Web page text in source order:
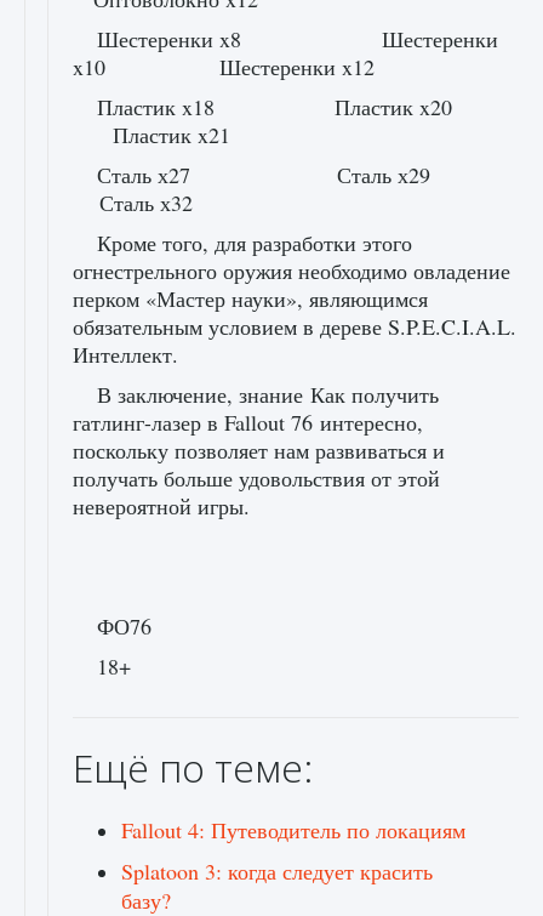
Шестеренки x8 Шестеренки
x10 Шестеренки x12
Пластик x18 Пластик x20
Пластик x21
Сталь х27 Сталь х29
Сталь х32
Кроме того, для разработки этого
огнестрельного оружия необходимо овладение
перком «Мастер науки», являющимся
обязательным условием в дереве S.P.E.C.I.A.L.
Интеллект.
В заключение, знание Как получить
гатлинг-лазер в Fallout 76 интересно,
поскольку позволяет нам развиваться и
получать больше удовольствия от этой
невероятной игры.
ФО76
18+
Ещё по теме:
Fallout 4: Путеводитель по локациям
Splatoon 3: когда следует красить
базу?